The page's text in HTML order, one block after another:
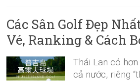
Các Sân Golf Đẹp
Vé, Ranking & Cách
Thái Lan có
cả nước, riêng